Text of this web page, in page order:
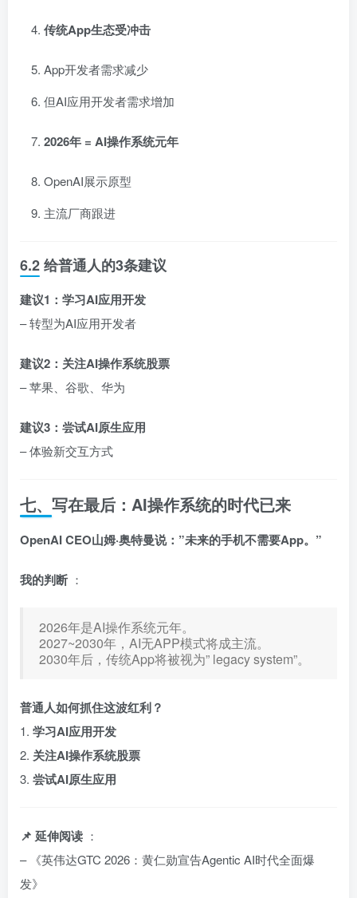
传统App生态受冲击
App开发者需求减少
但AI应用开发者需求增加
2026年 = AI操作系统元年
OpenAI展示原型
主流厂商跟进
6.2 给普通人的3条建议
建议1：学习AI应用开发
– 转型为AI应用开发者
建议2：关注AI操作系统股票
– 苹果、谷歌、华为
建议3：尝试AI原生应用
– 体验新交互方式
七、写在最后：AI操作系统的时代已来
OpenAI CEO山姆·奥特曼说：”未来的手机不需要App。”
我的判断 ：
2026年是AI操作系统元年。
2027~2030年，AI无APP模式将成主流。
2030年后，传统App将被视为” legacy system”。
普通人如何抓住这波红利？
1. 学习AI应用开发
2. 关注AI操作系统股票
3. 尝试AI原生应用
📌 延伸阅读 ：
– 《英伟达GTC 2026：黄仁勋宣告Agentic AI时代全面爆
发》